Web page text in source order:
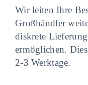
Wir leiten Ihre
Großhändler
diskrete
ermöglichen.
2-3 Werktage.